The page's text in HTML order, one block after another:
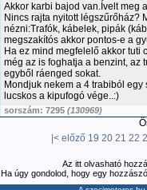
Akkor karbi bajod van.Ívelt meg
Nincs rajta nyitott légszűrőház?
nézni:Trafók, kábelek, pipák
megszakítós akkor pontos-e a
Ha ez mind megfelelő akkor tuti
még az is foghatja a benzint, az
egyből ráenged sokat.
Mondjuk nekem a 4 trabiból
lucskos a kipufogó vége..:)
sorszám: 7295 (130969)
|< előző 19 20 21 22
Az itt olvasható
Ha úgy gondolod, hogy egy